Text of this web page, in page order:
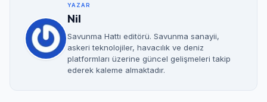
YAZAR
Nil
Savunma Hattı editörü. Savunma sanayii,
askeri teknolojiler, havacılık ve deniz
platformları üzerine güncel gelişmeleri takip
ederek kaleme almaktadır.